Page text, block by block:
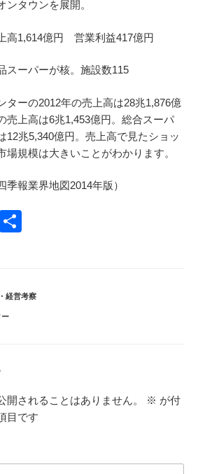
ンタウンを展開。
高1,614億円 営業利益417億円
スーパーが核。施設数115
ターの2012年の売上高は28兆1,876億
売上高は6兆1,453億円。総合スーパ
12兆5,340億円。売上高で見たショッ
場規模は大きいことがわかります。
報業界地図2014年版）
Li
経営考察
開されることはありません。 ※ が付
目です